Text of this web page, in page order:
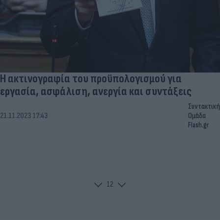
Η ακτινογραφία του προϋπολογισμού για
εργασία, ασφάλιση, ανεργία και συντάξεις
21.11.2023 17:43
Συντακτική
Ομάδα
Flash.gr
12